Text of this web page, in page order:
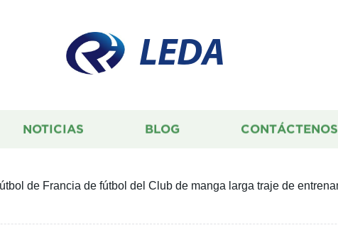
LEDA
NOTICIAS BLOG CONTÁCTENOS
de Francia de fútbol del Club de manga larga traje de